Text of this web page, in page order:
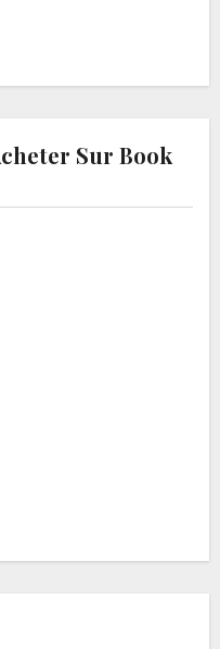
Sur Book